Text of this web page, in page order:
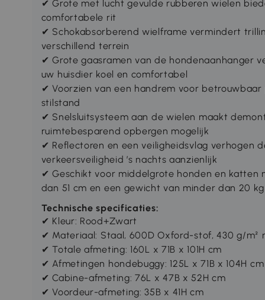
✔ Grote met lucht gevulde rubberen wielen
comfortabele rit
✔ Schokabsorberend wielframe vermindert
verschillend terrein
✔ Grote gaasramen van de hondenaanhanger
uw huisdier koel en comfortabel
✔ Voorzien van een handrem voor
stilstand
✔ Snelsluitsysteem aan de wielen maakt
ruimtebesparend opbergen mogelijk
✔ Reflectoren en een veiligheidsvlag verhogen
verkeersveiligheid ’s nachts aanzienlijk
✔ Geschikt voor middelgrote honden en katten
dan 51 cm en een gewicht van minder dan 20 kg
Technische specificaties:
✔ Kleur: Rood+Zwart
✔ Materiaal: Staal, 600D Oxford-stof, 430 g/m²
✔ Totale afmeting: 160L x 71B x 101H cm
✔ Afmetingen hondebuggy: 125L x 71B x 104H cm
✔ Cabine-afmeting: 76L x 47B x 52H cm
✔ Voordeur-afmeting: 35B x 41H cm